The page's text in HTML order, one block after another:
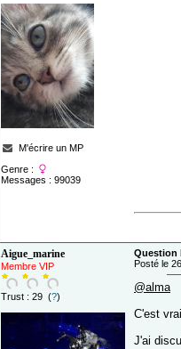
M'écrire un MP
Genre :
Messages : 99039
Aigue_marine
Membre VIP
Trust : 29 (?)
Question
Posté le
@alma
C'est
J'ai